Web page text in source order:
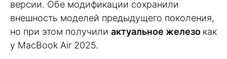
версии. Обе модификации сохранили
внешность моделей предыдущего поколения,
но при этом получили актуальное железо как
у MacBook Air 2025.